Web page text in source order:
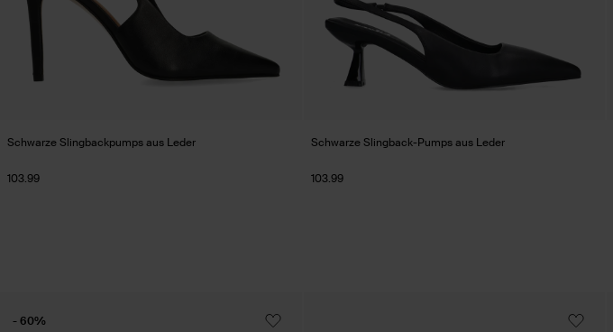
Schwarze Slingbackpumps aus Leder
103.99
Schwarze Slingback-Pumps aus Leder
103.99
- 60%